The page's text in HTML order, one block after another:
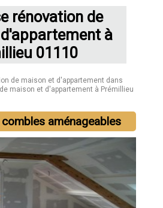
rénovation de
à
01110
de maison et d'appartement dans
maison et d'appartement à Prémillieu
aménageables